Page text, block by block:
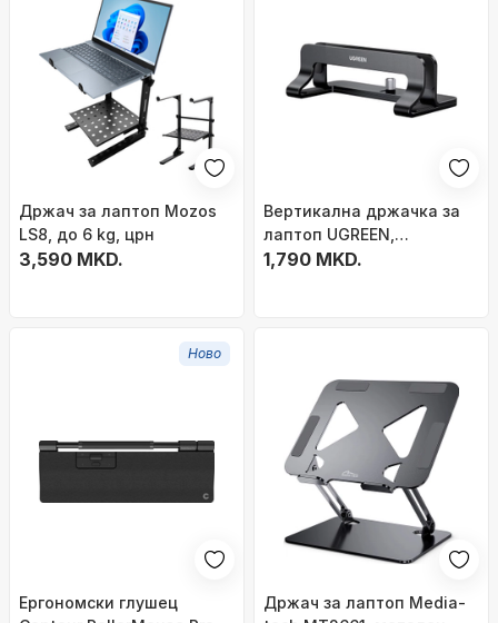
Држач за лаптоп Mozos
LS8, до 6 kg, црн
3,590 MKD.
Вертикална држачка за
лаптоп UGREEN,
алуминиумска,
1,790 MKD.
Ново
Ергономски глушец
Држач за лаптоп Media-